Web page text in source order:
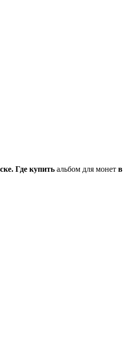
Где купить альбом для монет в